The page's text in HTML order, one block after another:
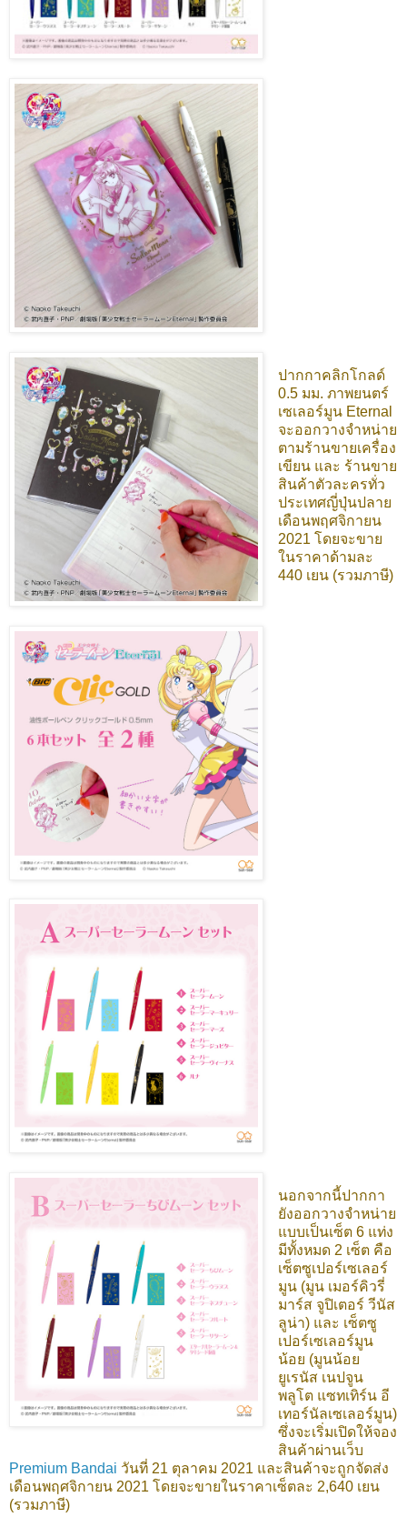
ปากกาคลิกโกลด์
0.5 มม. ภาพยนตร์
เซเลอร์มูน Eternal
จะออกวางจำหน่าย
ตามร้านขายเครื่อง
เขียน และ ร้านขาย
สินค้าตัวละครทั่ว
ประเทศญี่ปุ่นปลาย
เดือนพฤศจิกายน
2021 โดยจะขาย
ในราคาด้ามละ
440 เยน (รวมภาษี)
นอกจากนี้ปากกา
ยังออกวางจำหน่าย
แบบเป็นเซ็ต 6 แท่ง
มีทั้งหมด 2 เซ็ต คือ
เซ็ตซูเปอร์เซเลอร์
มูน (มูน เมอร์คิวรี่
มาร์ส จูปิเตอร์ วีนัส
ลูน่า) และ เซ็ตซู
เปอร์เซเลอร์มูน
น้อย (มูนน้อย
ยูเรนัส เนปจูน
พลูโต แซทเทิร์น อี
เทอร์นัลเซเลอร์มูน)
ซึ่งจะเริ่มเปิดให้จอง
สินค้าผ่านเว็บ
Premium Bandai วันที่ 21 ตุลาคม 2021 และสินค้าจะถูกจัดส่ง
เดือนพฤศจิกายน 2021 โดยจะขายในราคาเซ็ตละ 2,640 เยน
(รวมภาษี)